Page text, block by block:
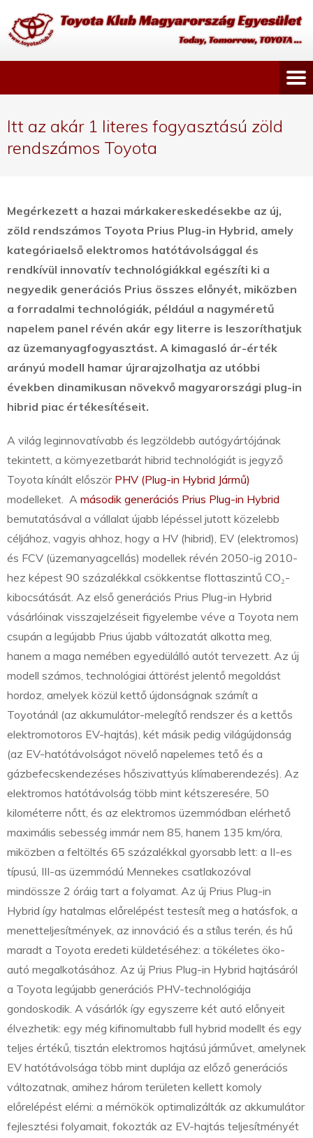
Itt az akár 1 literes fogyasztású zöld
rendszámos Toyota
Megérkezett a hazai márkakereskedésekbe az új,
zöld rendszámos Toyota Prius Plug-in Hybrid, amely
kategóriaelső elektromos hatótávolsággal és
rendkívül innovatív technológiákkal egészíti ki a
negyedik generációs Prius összes előnyét, miközben
a forradalmi technológiák, például a nagyméretű
napelem panel révén akár egy literre is leszoríthatjuk
az üzemanyagfogyasztást. A kimagasló ár-érték
arányú modell hamar újrarajzolhatja az utóbbi
években dinamikusan növekvő magyarországi plug-in
hibrid piac értékesítéseit.
A világ leginnovatívabb és legzöldebb autógyártójának
tekintett, a környezetbarát hibrid technológiát is jegyző
Toyota kínált először PHV (Plug-in Hybrid Jármű)
modelleket. A második generációs Prius Plug-in Hybrid
bemutatásával a vállalat újabb lépéssel jutott közelebb
céljához, vagyis ahhoz, hogy a HV (hibrid), EV (elektromos)
és FCV (üzemanyagcellás) modellek révén 2050-ig 2010-
hez képest 90 százalékkal csökkentse flottaszintű CO₂-
kibocsátását. Az első generációs Prius Plug-in Hybrid
vásárlóinak visszajelzéseit figyelembe véve a Toyota nem
csupán a legújabb Prius újabb változatát alkotta meg,
hanem a maga nemében egyedülálló autót tervezett. Az új
modell számos, technológiai áttörést jelentő megoldást
hordoz, amelyek közül kettő újdonságnak számít a
Toyotánál (az akkumulátor-melegítő rendszer és a kettős
elektromotoros EV-hajtás), két másik pedig világújdonság
(az EV-hatótávolságot növelő napelemes tető és a
gázbefecskendezéses hőszivattyús klímaberendezés). Az
elektromos hatótávolság több mint kétszeresére, 50
kilométerre nőtt, és az elektromos üzemmódban elérhető
maximális sebesség immár nem 85, hanem 135 km/óra,
miközben a feltöltés 65 százalékkal gyorsabb lett: a II-es
típusú, III-as üzemmódú Mennekes csatlakozóval
mindössze 2 óráig tart a folyamat. Az új Prius Plug-in
Hybrid így hatalmas előrelépést testesít meg a hatásfok, a
menetteljesítmények, az innováció és a stílus terén, és hű
maradt a Toyota eredeti küldetéséhez: a tökéletes öko-
autó megalkotásához. Az új Prius Plug-in Hybrid hajtásáról
a Toyota legújabb generációs PHV-technológiája
gondoskodik. A vásárlók így egyszerre két autó előnyeit
élvezhetik: egy még kifinomultabb full hybrid modellt és egy
teljes értékű, tisztán elektromos hajtású járművet, amelynek
EV hatótávolsága több mint duplája az előző generációs
változatnak, amihez három területen kellett komoly
előrelépést elérni: a mérnökök optimalizálták az akkumulátor
fejlesztési folyamait, fokozták az EV-hajtás teljesítményét